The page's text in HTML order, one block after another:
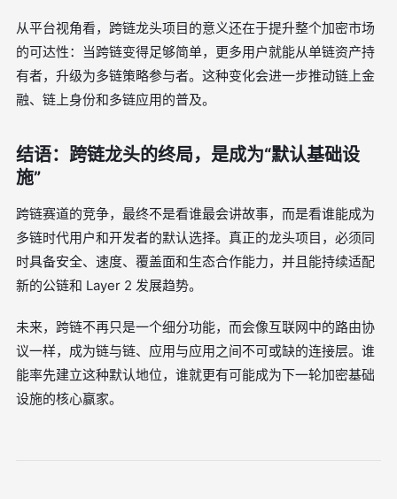
从平台视角看，跨链龙头项目的意义还在于提升整个加密市场
的可达性：当跨链变得足够简单，更多用户就能从单链资产持
有者，升级为多链策略参与者。这种变化会进一步推动链上金
融、链上身份和多链应用的普及。
结语：跨链龙头的终局，是成为“默认基础设
施”
跨链赛道的竞争，最终不是看谁最会讲故事，而是看谁能成为
多链时代用户和开发者的默认选择。真正的龙头项目，必须同
时具备安全、速度、覆盖面和生态合作能力，并且能持续适配
新的公链和 Layer 2 发展趋势。
未来，跨链不再只是一个细分功能，而会像互联网中的路由协
议一样，成为链与链、应用与应用之间不可或缺的连接层。谁
能率先建立这种默认地位，谁就更有可能成为下一轮加密基础
设施的核心赢家。